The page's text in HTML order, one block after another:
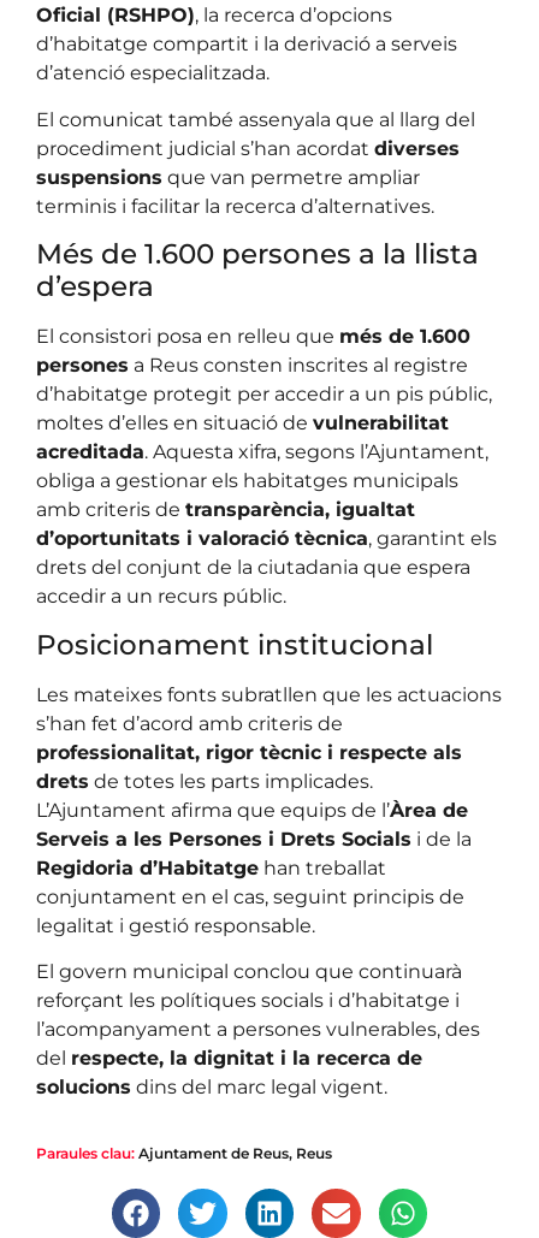
Oficial (RSHPO), la recerca d’opcions
d’habitatge compartit i la derivació a serveis
d’atenció especialitzada.
El comunicat també assenyala que al llarg del
procediment judicial s’han acordat diverses
suspensions que van permetre ampliar
terminis i facilitar la recerca d’alternatives.
Més de 1.600 persones a la llista
d’espera
El consistori posa en relleu que més de 1.600
persones a Reus consten inscrites al registre
d’habitatge protegit per accedir a un pis públic,
moltes d’elles en situació de vulnerabilitat
acreditada. Aquesta xifra, segons l’Ajuntament,
obliga a gestionar els habitatges municipals
amb criteris de transparència, igualtat
d’oportunitats i valoració tècnica, garantint els
drets del conjunt de la ciutadania que espera
accedir a un recurs públic.
Posicionament institucional
Les mateixes fonts subratllen que les actuacions
s’han fet d’acord amb criteris de
professionalitat, rigor tècnic i respecte als
drets de totes les parts implicades.
L’Ajuntament afirma que equips de l’Àrea de
Serveis a les Persones i Drets Socials i de la
Regidoria d’Habitatge han treballat
conjuntament en el cas, seguint principis de
legalitat i gestió responsable.
El govern municipal conclou que continuarà
reforçant les polítiques socials i d’habitatge i
l’acompanyament a persones vulnerables, des
del respecte, la dignitat i la recerca de
solucions dins del marc legal vigent.
Paraules clau: Ajuntament de Reus, Reus